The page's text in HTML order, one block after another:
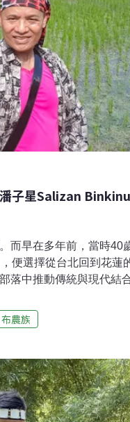
子星Salizan
而早在多年前，當時40
便選擇從台北回到花蓮
落中推動傳統與現代結
裝藝人20餘年，以多元
，潘子星的藝名為「巧
，更因重新接觸傳統文
原住民傳統文化的重要
原民對傳統及自己的多
演之路談起自己的成長
布農族